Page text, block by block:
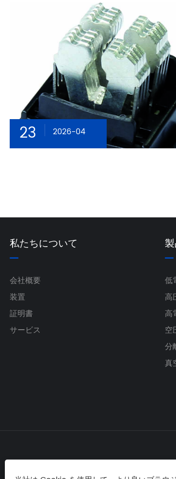
23 2026-04
私たちについて
会社概要
装置
証明書
サービス
低
高
高
空
分
真
